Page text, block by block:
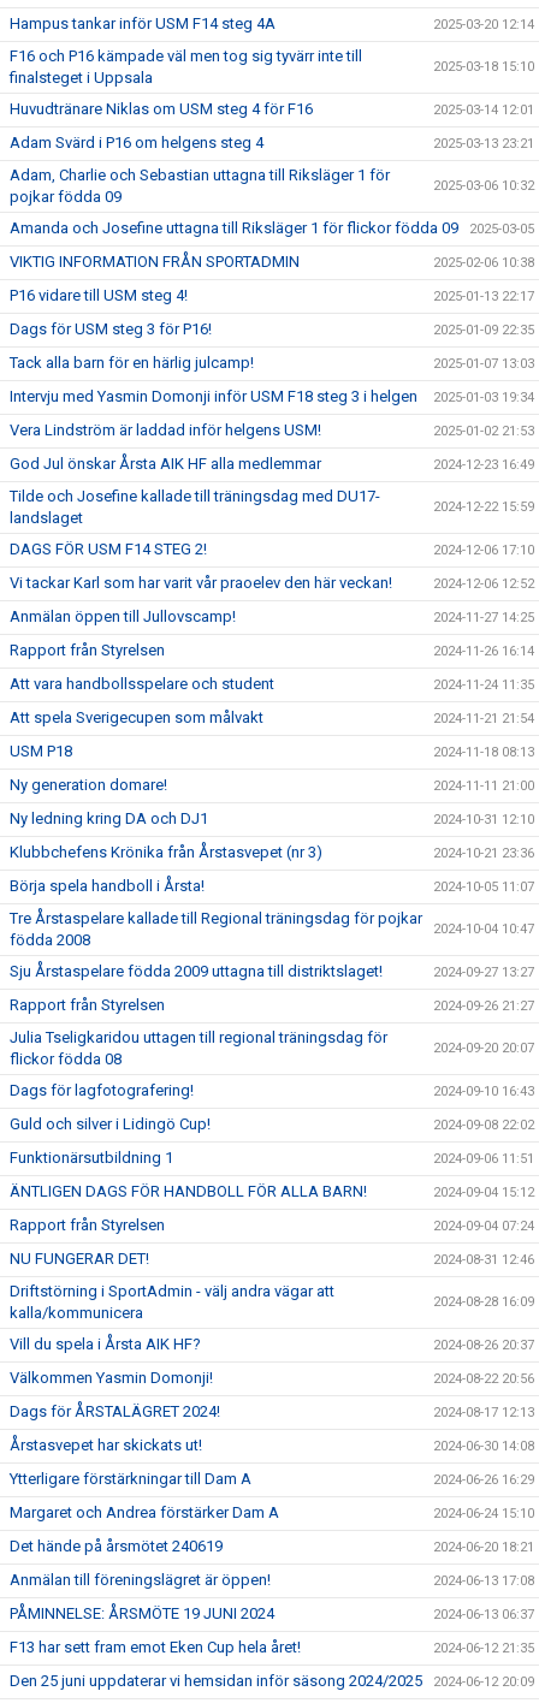
Hampus tankar inför USM F14 steg 4A 2025-03-20 12:14
F16 och P16 kämpade väl men tog sig tyvärr inte till
finalsteget i Uppsala
2025-03-18 15:10
Huvudtränare Niklas om USM steg 4 för F16 2025-03-14 12:01
Adam Svärd i P16 om helgens steg 4 2025-03-13 23:21
Adam, Charlie och Sebastian uttagna till Riksläger 1 för
pojkar födda 09
2025-03-06 10:32
Amanda och Josefine uttagna till Riksläger 1 för flickor födda 09 2025-03-05
VIKTIG INFORMATION FRÅN SPORTADMIN 2025-02-06 10:38
P16 vidare till USM steg 4! 2025-01-13 22:17
Dags för USM steg 3 för P16! 2025-01-09 22:35
Tack alla barn för en härlig julcamp! 2025-01-07 13:03
Intervju med Yasmin Domonji inför USM F18 steg 3 i helgen 2025-01-03 19:34
Vera Lindström är laddad inför helgens USM! 2025-01-02 21:53
God Jul önskar Årsta AIK HF alla medlemmar 2024-12-23 16:49
Tilde och Josefine kallade till träningsdag med DU17-
landslaget
2024-12-22 15:59
DAGS FÖR USM F14 STEG 2! 2024-12-06 17:10
Vi tackar Karl som har varit vår praoelev den här veckan! 2024-12-06 12:52
Anmälan öppen till Jullovscamp! 2024-11-27 14:25
Rapport från Styrelsen 2024-11-26 16:14
Att vara handbollsspelare och student 2024-11-24 11:35
Att spela Sverigecupen som målvakt 2024-11-21 21:54
USM P18 2024-11-18 08:13
Ny generation domare! 2024-11-11 21:00
Ny ledning kring DA och DJ1 2024-10-31 12:10
Klubbchefens Krönika från Årstasvepet (nr 3) 2024-10-21 23:36
Börja spela handboll i Årsta! 2024-10-05 11:07
Tre Årstaspelare kallade till Regional träningsdag för pojkar
födda 2008
2024-10-04 10:47
Sju Årstaspelare födda 2009 uttagna till distriktslaget! 2024-09-27 13:27
Rapport från Styrelsen 2024-09-26 21:27
Julia Tseligkaridou uttagen till regional träningsdag för
flickor födda 08
2024-09-20 20:07
Dags för lagfotografering! 2024-09-10 16:43
Guld och silver i Lidingö Cup! 2024-09-08 22:02
Funktionärsutbildning 1 2024-09-06 11:51
ÄNTLIGEN DAGS FÖR HANDBOLL FÖR ALLA BARN! 2024-09-04 15:12
Rapport från Styrelsen 2024-09-04 07:24
NU FUNGERAR DET! 2024-08-31 12:46
Driftstörning i SportAdmin - välj andra vägar att
kalla/kommunicera
2024-08-28 16:09
Vill du spela i Årsta AIK HF? 2024-08-26 20:37
Välkommen Yasmin Domonji! 2024-08-22 20:56
Dags för ÅRSTALÄGRET 2024! 2024-08-17 12:13
Årstasvepet har skickats ut! 2024-06-30 14:08
Ytterligare förstärkningar till Dam A 2024-06-26 16:29
Margaret och Andrea förstärker Dam A 2024-06-24 15:10
Det hände på årsmötet 240619 2024-06-20 18:21
Anmälan till föreningslägret är öppen! 2024-06-13 17:08
PÅMINNELSE: ÅRSMÖTE 19 JUNI 2024 2024-06-13 06:37
F13 har sett fram emot Eken Cup hela året! 2024-06-12 21:35
Den 25 juni uppdaterar vi hemsidan inför säsong 2024/2025 2024-06-12 20:09